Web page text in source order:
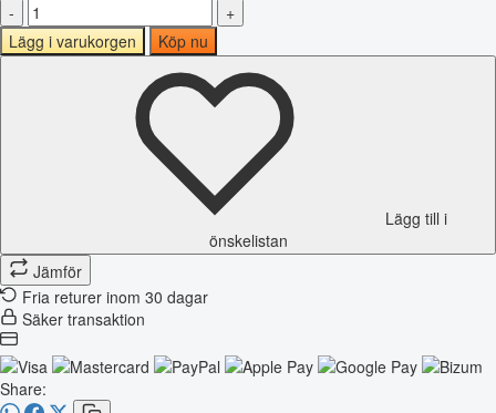
-
+
Lägg i varukorgen
Köp nu
Lägg till i
önskelistan
Jämför
Fria returer inom 30 dagar
Säker transaktion
Share: